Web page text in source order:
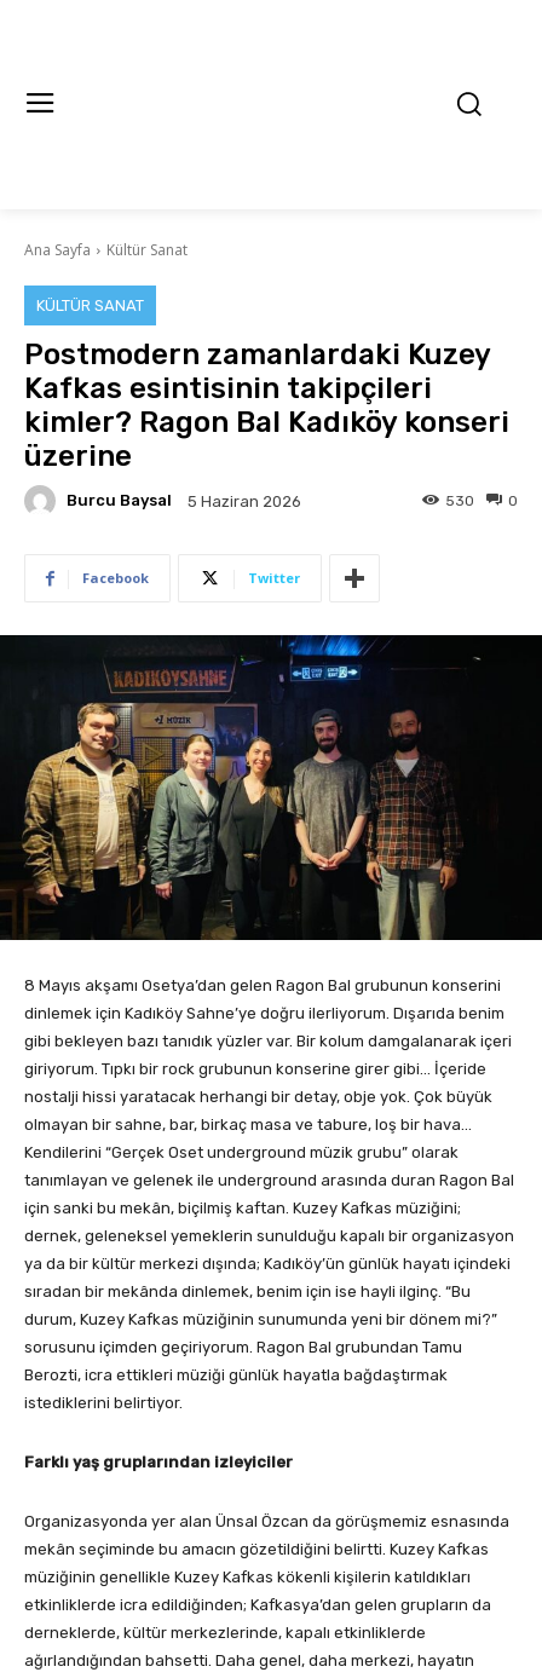
Ana Sayfa Kültür Sanat
KÜLTÜR SANAT
Postmodern zamanlardaki Kuzey
Kafkas esintisinin takipçileri
kimler? Ragon Bal Kadıköy konseri
üzerine
Burcu Baysal 5 Haziran 2026 0
530
Facebook Twitter
8 Mayıs akşamı Osetya’dan gelen Ragon Bal grubunun konserini
dinlemek için Kadıköy Sahne’ye doğru ilerliyorum. Dışarıda benim
gibi bekleyen bazı tanıdık yüzler var. Bir kolum damgalanarak içeri
giriyorum. Tıpkı bir rock grubunun konserine girer gibi… İçeride
nostalji hissi yaratacak herhangi bir detay, obje yok. Çok büyük
olmayan bir sahne, bar, birkaç masa ve tabure, loş bir hava…
Kendilerini “Gerçek Oset underground müzik grubu” olarak
tanımlayan ve gelenek ile underground arasında duran Ragon Bal
için sanki bu mekân, biçilmiş kaftan. Kuzey Kafkas müziğini;
dernek, geleneksel yemeklerin sunulduğu kapalı bir organizasyon
ya da bir kültür merkezi dışında; Kadıköy’ün günlük hayatı içindeki
sıradan bir mekânda dinlemek, benim için ise hayli ilginç. “Bu
durum, Kuzey Kafkas müziğinin sunumunda yeni bir dönem mi?”
sorusunu içimden geçiriyorum. Ragon Bal grubundan Tamu
Berozti, icra ettikleri müziği günlük hayatla bağdaştırmak
istediklerini belirtiyor.
Farklı yaş gruplarından izleyiciler
Organizasyonda yer alan Ünsal Özcan da görüşmemiz esnasında
mekân seçiminde bu amacın gözetildiğini belirtti. Kuzey Kafkas
müziğinin genellikle Kuzey Kafkas kökenli kişilerin katıldıkları
etkinliklerde icra edildiğinden; Kafkasya’dan gelen grupların da
derneklerde, kültür merkezlerinde, kapalı etkinliklerde
ağırlandığından bahsetti. Daha genel, daha merkezi, hayatın